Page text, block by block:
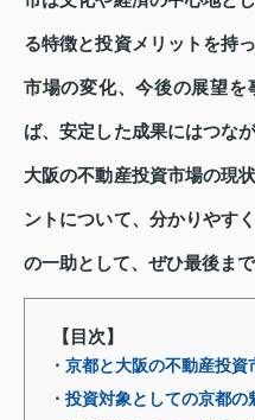
る特徴と投資メリットを持
市場の変化、今後の展望
ば、安定した成果にはつな
大阪の不動産投資市場の現
ントについて、分かりやす
の一助として、ぜひ最後ま
【目次】
・京都と大阪の不動産投
・投資対象としての京都